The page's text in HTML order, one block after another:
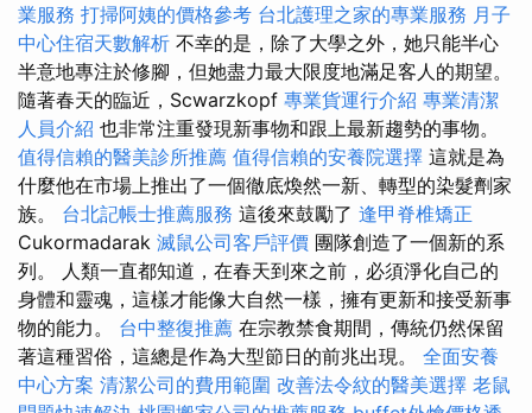
業服務 打掃阿姨的價格參考 台北護理之家的專業服務 月子
中心住宿天數解析 不幸的是，除了大學之外，她只能半心
半意地專注於修腳，但她盡力最大限度地滿足客人的期望。
隨著春天的臨近，Scwarzkopf 專業貨運行介紹 專業清潔
人員介紹 也非常注重發現新事物和跟上最新趨勢的事物。
值得信賴的醫美診所推薦 值得信賴的安養院選擇 這就是為
什麼他在市場上推出了一個徹底煥然一新、轉型的染髮劑家
族。 台北記帳士推薦服務 這後來鼓勵了 逢甲脊椎矯正
Cukormadarak 滅鼠公司客戶評價 團隊創造了一個新的系
列。 人類一直都知道，在春天到來之前，必須淨化自己的
身體和靈魂，這樣才能像大自然一樣，擁有更新和接受新事
物的能力。 台中整復推薦 在宗教禁食期間，傳統仍然保留
著這種習俗，這總是作為大型節日的前兆出現。 全面安養
中心方案 清潔公司的費用範圍 改善法令紋的醫美選擇 老鼠